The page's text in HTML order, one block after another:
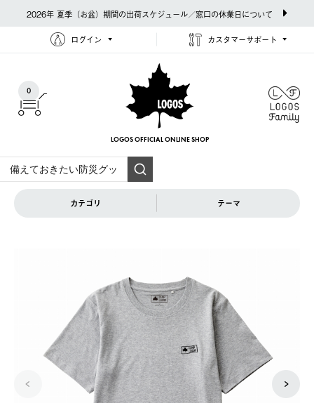
2026年 夏季（お盆）期間の出荷スケジュール／窓口の休業日について
ログイン カスタマーサポート
0
LOGOS OFFICIAL ONLINE SHOP
カテゴリ テーマ